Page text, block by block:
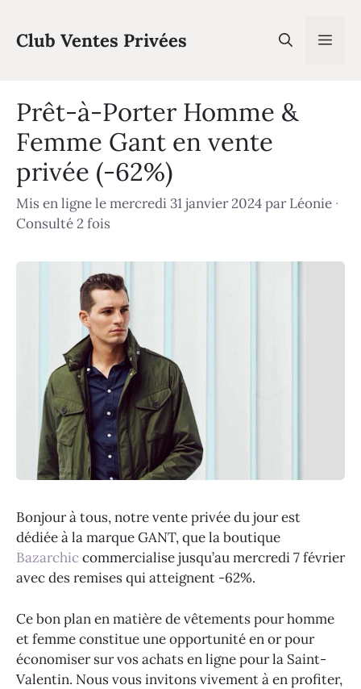
contenu
Club Ventes Privées
Prêt-à-Porter Homme &
Femme Gant en vente
privée (-62%)
Mis en ligne le mercredi 31 janvier 2024parLéonie ·
Consulté 2 fois
Bonjour à tous, notre vente privée du jour est
dédiée à la marque GANT, que la boutique
Bazarchiccommercialise jusqu’au mercredi 7 février
avec des remises qui atteignent -62%.
Ce bon plan en matière de vêtements pour homme
et femme constitue une opportunité en or pour
économiser sur vos achats en ligne pour la Saint-
Valentin. Nous vous invitons vivement à en profiter,